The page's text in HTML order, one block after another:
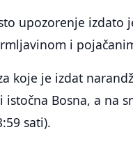
upozorenje izdato
i
koje je izdat
istočna Bosna, a na
sati).